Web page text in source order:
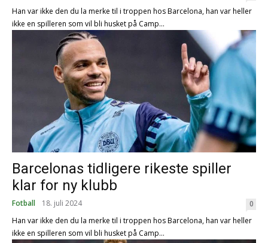
Han var ikke den du la merke til i troppen hos Barcelona, han var heller
ikke en spilleren som vil bli husket på Camp...
Barcelonas tidligere rikeste spiller
klar for ny klubb
Fotball 18. juli 2024
0
Han var ikke den du la merke til i troppen hos Barcelona, han var heller
ikke en spilleren som vil bli husket på Camp...